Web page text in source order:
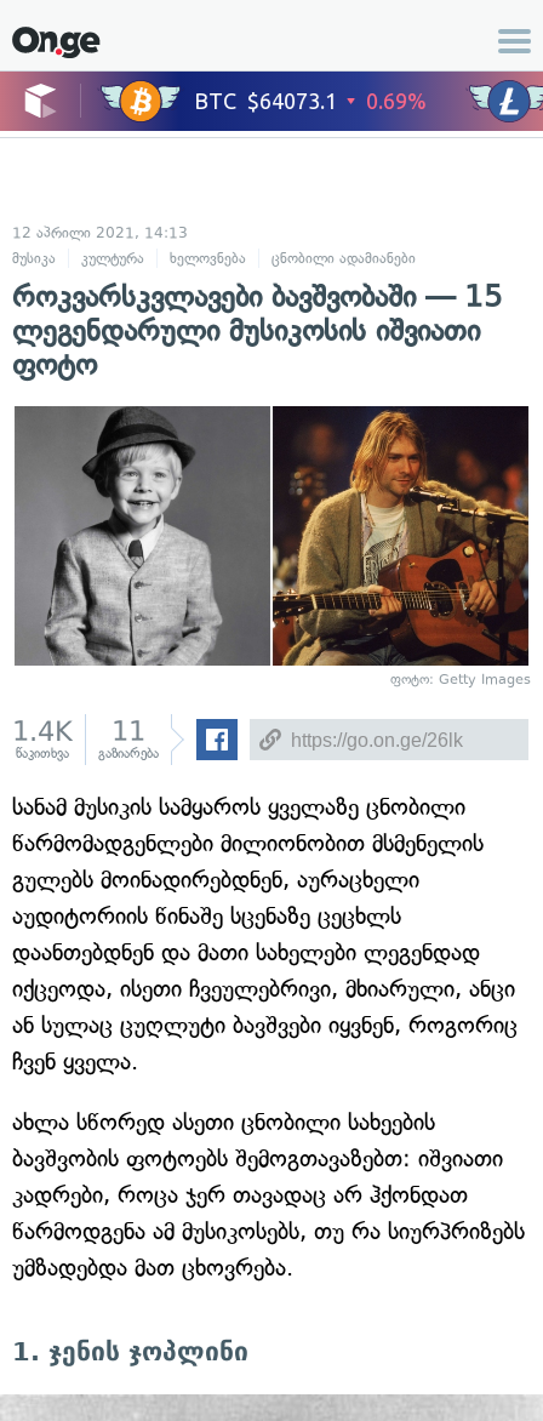
12 აპრილი 2021, 14:13
მუსიკა
კულტურა ხელოვნება ცნობილი ადამიანები
როკვარსკვლავები ბავშვობაში — 15
ლეგენდარული მუსიკოსის იშვიათი
ფოტო
ფოტო: Getty Images
1.4K
წაკითხვა
11
გაზიარება
სანამ მუსიკის სამყაროს ყველაზე ცნობილი
წარმომადგენლები მილიონობით მსმენელის
გულებს მოინადირებდნენ, აურაცხელი
აუდიტორიის წინაშე სცენაზე ცეცხლს
დაანთებდნენ და მათი სახელები ლეგენდად
იქცეოდა, ისეთი ჩვეულებრივი, მხიარული, ანცი
ან სულაც ცუღლუტი ბავშვები იყვნენ, როგორიც
ჩვენ ყველა.
ახლა სწორედ ასეთი ცნობილი სახეების
ბავშვობის ფოტოებს შემოგთავაზებთ: იშვიათი
კადრები, როცა ჯერ თავადაც არ ჰქონდათ
წარმოდგენა ამ მუსიკოსებს, თუ რა სიურპრიზებს
უმზადებდა მათ ცხოვრება.
1. ჯენის ჯოპლინი